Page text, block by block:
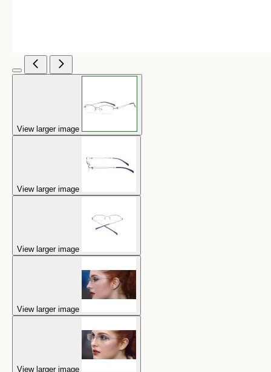
View larger image
View larger image
View larger image
View larger image
View larger image